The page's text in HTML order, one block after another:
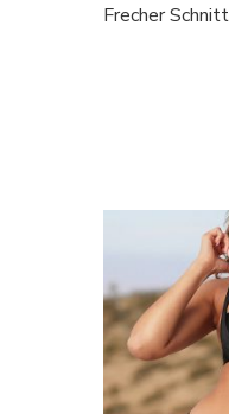
Frecher